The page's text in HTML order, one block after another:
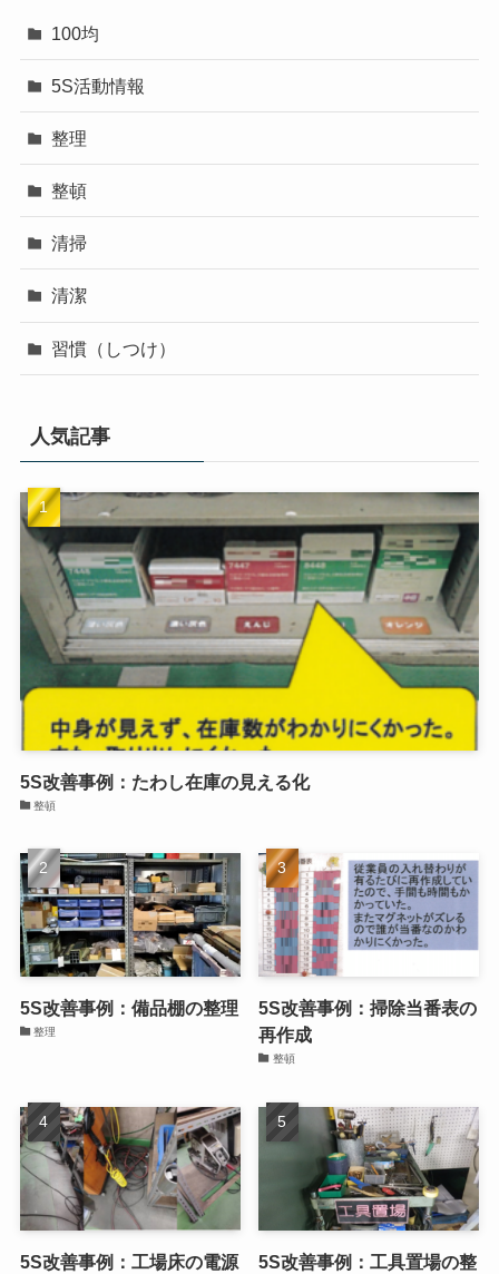
100均
5S活動情報
整理
整頓
清掃
清潔
習慣（しつけ）
人気記事
5S改善事例：たわし在庫の見える化
整頓
5S改善事例：備品棚の整理
整理
5S改善事例：掃除当番表の
再作成
整頓
5S改善事例：工場床の電源
5S改善事例：工具置場の整